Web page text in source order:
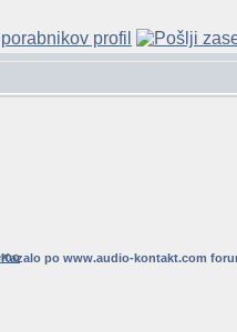
Kazalo po www.audio-kontakt.com